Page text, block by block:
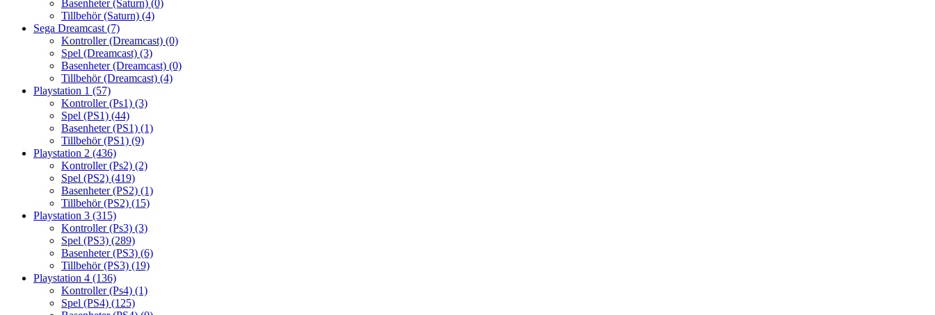
Basenheter (Saturn) (0)
Tillbehör (Saturn) (4)
Sega Dreamcast (7)
Kontroller (Dreamcast) (0)
Spel (Dreamcast) (3)
Basenheter (Dreamcast) (0)
Tillbehör (Dreamcast) (4)
Playstation 1 (57)
Kontroller (Ps1) (3)
Spel (PS1) (44)
Basenheter (PS1) (1)
Tillbehör (PS1) (9)
Playstation 2 (436)
Kontroller (Ps2) (2)
Spel (PS2) (419)
Basenheter (PS2) (1)
Tillbehör (PS2) (15)
Playstation 3 (315)
Kontroller (Ps3) (3)
Spel (PS3) (289)
Basenheter (PS3) (6)
Tillbehör (PS3) (19)
Playstation 4 (136)
Kontroller (Ps4) (1)
Spel (PS4) (125)